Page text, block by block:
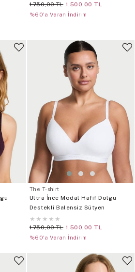
1.750,00 TL 1.500,00 TL
%60'a Varan İndirim
The T-shirt
Ultra İnce Modal Hafif Dolgu
Destekli Balensiz Sütyen
★ ★ ★ ★ ★
1.750,00 TL 1.500,00 TL
%60'a Varan İndirim